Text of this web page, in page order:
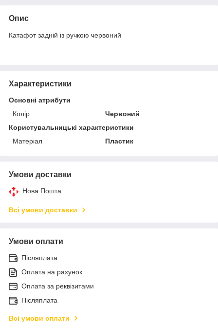
Опис
Катафот задній із ручкою червоний
Характеристики
Основні атрибути
Колір
Червоний
Користувальницькі характеристики
Матеріал
Пластик
Умови доставки
Нова Пошта
Всі умови доставки
Умови оплати
Післяплата
Оплата на рахунок
Оплата за реквізитами
Післяплата
Всі умови оплати